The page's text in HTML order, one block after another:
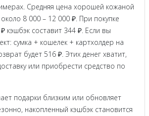
Средняя цена хорошей кожаной
8 000 – 12 000 ₽. При покупке
кэшбэк составит 344 ₽. Если вы
сумка + кошелек + картхолдер на
будет 516 ₽. Этих денег хватит,
или приобрести средство по
подарки близким или обновляет
накопленный кэшбэк становится